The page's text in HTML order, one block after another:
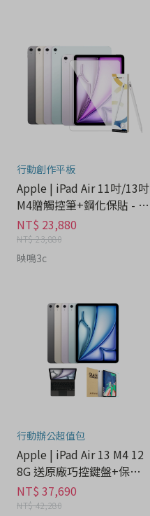
行動創作平板
Apple | iPad Air 11吋/13吋
M4贈觸控筆+鋼化保貼 - 3
C科技分期
NT$ 23,880
NT$ 23,880
映鳴3c
行動辦公超值包
Apple | iPad Air 13 M4 12
8G 送原廠巧控鍵盤+保護
貼 - 3C科技分期
NT$ 37,690
NT$ 42,280